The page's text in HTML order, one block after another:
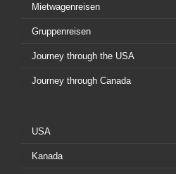
Mietwagenreisen
Gruppenreisen
Journey through the USA
Journey through Canada
USA
Kanada